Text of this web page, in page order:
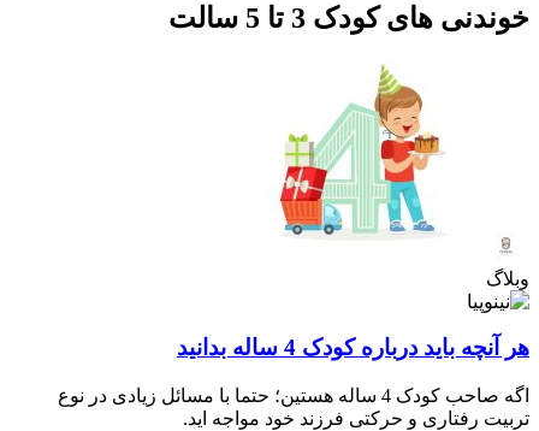
های کودک 3 تا 5 سالت
آنچه باید درباره کودک 4 ساله بدانید
اگه صاحب کودک 4 ساله هستین؛ حتما با مسائل زیادی در نوع
رفتاری و حرکتی فرزند خود مواجه اید.